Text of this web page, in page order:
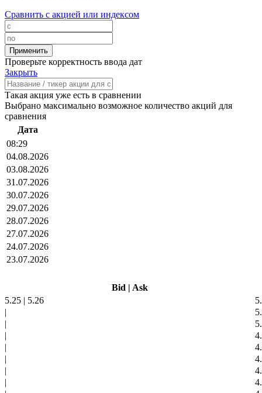
Сравнить с акцией или индексом
Проверьте корректность ввода дат
Закрыть
Такая акция уже есть в сравнении
Выбрано максимально возможное количество акций для
сравнения
Дата
08:29
04.08.2026
03.08.2026
31.07.2026
30.07.2026
29.07.2026
28.07.2026
27.07.2026
24.07.2026
23.07.2026
Bid | Ask
5.25 | 5.26
|
|
|
|
|
|
|